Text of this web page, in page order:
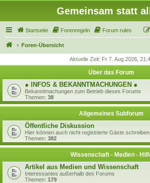
Gemeinsam statt
Startseite Forenregeln Forum rules
Foren-Übersicht
Aktuelle Zeit: Fr 7. Aug 2026,
Über das Forum
● INFOS & BEKANNTMACHUNGEN ●
Bekanntmachungen zum Betrieb dieses Forums
Themen: 38
Allgemeines Subforum
Öffentliche Diskussion
Hier können auch nicht registrierte Gäste schreiben.
Themen: 382
Wissenschaft - Medien -
Artikel aus Medien und Wissenschaft
Interessantes außerhalb des Forums
Themen: 179